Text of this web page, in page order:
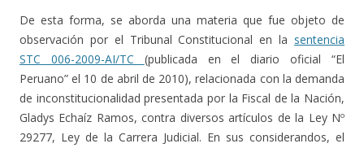
De esta forma, se aborda una materia que fue objeto de
observación por el Tribunal Constitucional en la sentencia
STC 006-2009-AI/TC (publicada en el diario oficial “El
Peruano” el 10 de abril de 2010), relacionada con la demanda
de inconstitucionalidad presentada por la Fiscal de la Nación,
Gladys Echaíz Ramos, contra diversos artículos de la Ley Nº
29277, Ley de la Carrera Judicial. En sus considerandos, el